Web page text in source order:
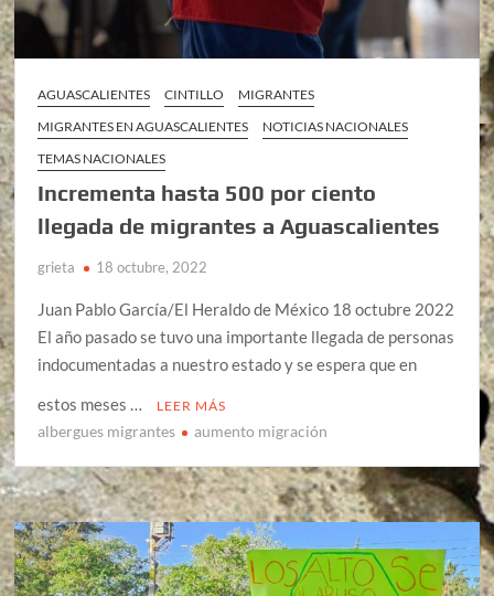
AGUASCALIENTES CINTILLO
MIGRANTES
MIGRANTES EN AGUASCALIENTES
NOTICIAS NACIONALES
TEMAS NACIONALES
Incrementa hasta 500 por ciento
llegada de migrantes a Aguascalientes
grieta 18 octubre, 2022
Juan Pablo García/El Heraldo de México 18 octubre 2022
El año pasado se tuvo una importante llegada de personas
indocumentadas a nuestro estado y se espera que en
estos meses …
LEER MÁS
albergues migrantes aumento migración